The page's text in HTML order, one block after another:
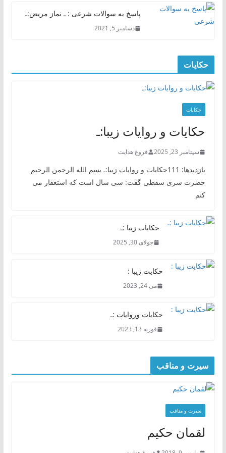
پاسخ به سوالات شرعی : ـ نماز مریض:ـ
دسامبر 5, 2021
حکایات
حکایات
حکایات و روایات زیبا:ـ
سپتامبر 23, 2025 فروغ هدایت
بازدیدها: 111حکایات و روایات زیبا:ـ بسم الله الرحمن الرحیم
حضرت سری سقطی گفت: سی سال است که استغفار می
کنم
حکایات زیبا :ـ
جولای 30, 2025
حکایت زیبا :
می 24, 2023
حکایات وروایات :ـ
فوریه 13, 2023
سیرت و مناقب
سیرت و منافب
لقمان حکیم